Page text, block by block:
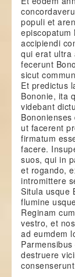
populi et
episcopatum
accipiendi
qui erat ultra
fecerunt
sicut
Et predictus
Bononie, ita
videbant
ut facerent
firmatum
facere.
suos, qui in
et rogando,
intromittere
Situla usque
flumine
Reginam
vestro, et
ad eumdem
destruere